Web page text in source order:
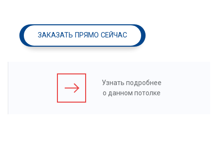
ЗАКАЗАТЬ ПРЯМО СЕЙЧАС
Узнать подробнее
о данном потолке